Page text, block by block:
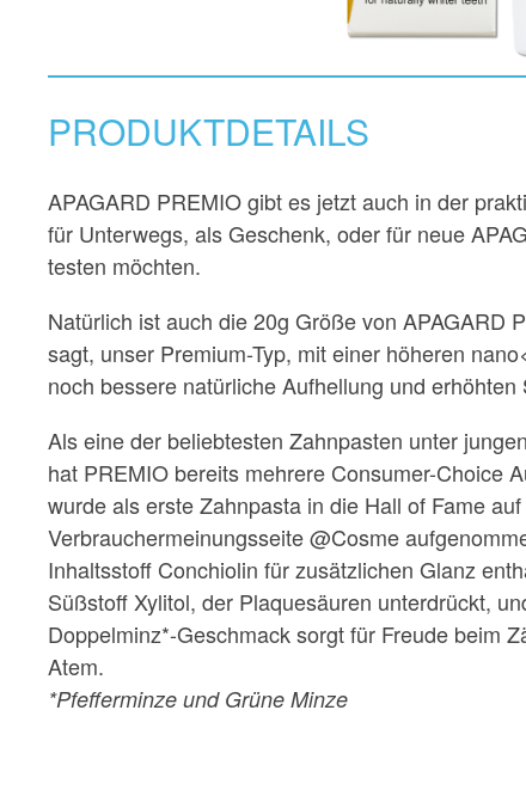
PRODUKTDETAILS
APAGARD PREMIO gibt es jetzt auch in der
für Unterwegs, als Geschenk, oder für neue
testen möchten.
Natürlich ist auch die 20g Größe von APAGARD
sagt, unser Premium-Typ, mit einer höheren
noch bessere natürliche Aufhellung und erhöhten
Als eine der beliebtesten Zahnpasten unter
hat PREMIO bereits mehrere Consumer-Choice
wurde als erste Zahnpasta in die Hall of Fame
Verbrauchermeinungsseite @Cosme
Inhaltsstoff Conchiolin für zusätzlichen Glanz
Süßstoff Xylitol, der Plaquesäuren unterdrückt,
Doppelminz*-Geschmack sorgt für Freude beim
Atem.
*Pfefferminze und Grüne Minze